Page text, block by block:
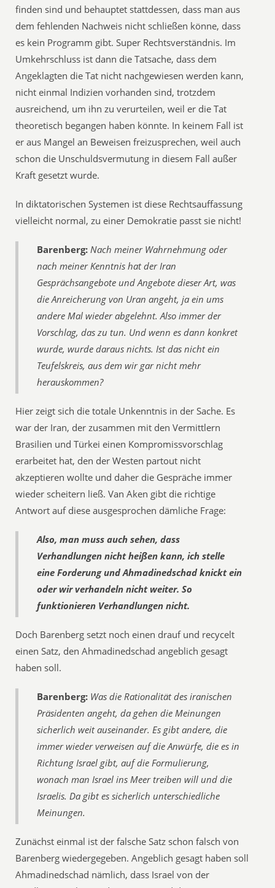
finden sind und behauptet stattdessen, dass man aus
dem fehlenden Nachweis nicht schließen könne, dass
es kein Programm gibt. Super Rechtsverständnis. Im
Umkehrschluss ist dann die Tatsache, dass dem
Angeklagten die Tat nicht nachgewiesen werden kann,
nicht einmal Indizien vorhanden sind, trotzdem
ausreichend, um ihn zu verurteilen, weil er die Tat
theoretisch begangen haben könnte. In keinem Fall ist
er aus Mangel an Beweisen freizusprechen, weil auch
schon die Unschuldsvermutung in diesem Fall außer
Kraft gesetzt wurde.
In diktatorischen Systemen ist diese Rechtsauffassung
vielleicht normal, zu einer Demokratie passt sie nicht!
Barenberg:Nach meiner Wahrnehmung oder
nach meiner Kenntnis hat der Iran
Gesprächsangebote und Angebote dieser Art, was
die Anreicherung von Uran angeht, ja ein ums
andere Mal wieder abgelehnt. Also immer der
Vorschlag, das zu tun. Und wenn es dann konkret
wurde, wurde daraus nichts. Ist das nicht ein
Teufelskreis, aus dem wir gar nicht mehr
herauskommen?
Hier zeigt sich die totale Unkenntnis in der Sache. Es
war der Iran, der zusammen mit den Vermittlern
Brasilien und Türkei einen Kompromissvorschlag
erarbeitet hat, den der Westen partout nicht
akzeptieren wollte und daher die Gespräche immer
wieder scheitern ließ. Van Aken gibt die richtige
Antwort auf diese ausgesprochen dämliche Frage:
Also, man muss auch sehen, dass
Verhandlungen nicht heißen kann, ich stelle
eine Forderung und Ahmadinedschad knickt ein
oder wir verhandeln nicht weiter. So
funktionieren Verhandlungen nicht.
Doch Barenberg setzt noch einen drauf und recycelt
einen Satz, den Ahmadinedschad angeblich gesagt
haben soll.
Barenberg: Was die Rationalität des iranischen
Präsidenten angeht, da gehen die Meinungen
sicherlich weit auseinander. Es gibt andere, die
immer wieder verweisen auf die Anwürfe, die es in
Richtung Israel gibt, auf die Formulierung,
wonach man Israel ins Meer treiben will und die
Israelis. Da gibt es sicherlich unterschiedliche
Meinungen.
Zunächst einmal ist der falsche Satz schon falsch von
Barenberg wiedergegeben. Angeblich gesagt haben soll
Ahmadinedschad nämlich, dass Israel von der